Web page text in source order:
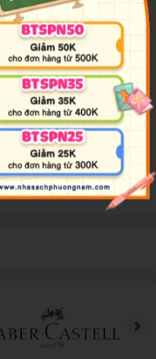
được trình bày rõ ràng, chi
ghi nhớ và nắm vững phần